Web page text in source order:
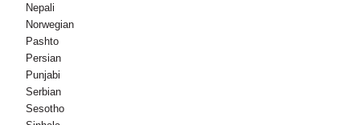
Nepali
Norwegian
Pashto
Persian
Punjabi
Serbian
Sesotho